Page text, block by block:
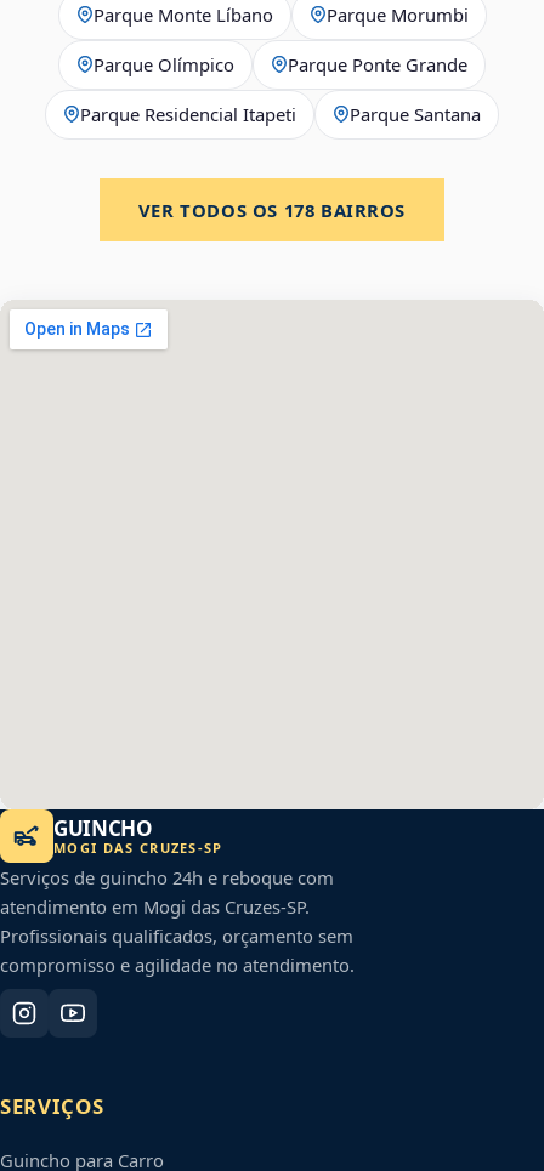
Parque Monte Líbano Parque Morumbi
Parque Olímpico Parque Ponte Grande
Parque Residencial Itapeti Parque Santana
VER TODOS OS 178 BAIRROS
GUINCHO
MOGI DAS CRUZES-SP
Serviços de guincho 24h e reboque com
atendimento em Mogi das Cruzes-SP.
Profissionais qualificados, orçamento sem
compromisso e agilidade no atendimento.
SERVIÇOS
Guincho para Carro